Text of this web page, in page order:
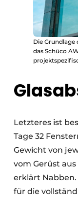
Die
das Schüco
Letzteres ist
Tage 32
Gewicht von
vom Gerüst
erklärt Nabben.
für die